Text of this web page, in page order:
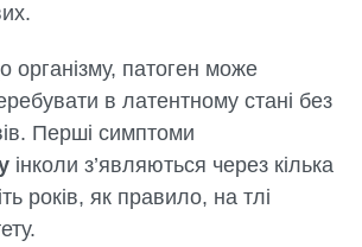
організму, патоген може
в латентному стані без
Перші симптоми
інколи з’являються через кілька
років, як правило, на тлі